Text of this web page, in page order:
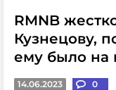
RMNB
Кузнецову,
ему было на
14.06.2023 0